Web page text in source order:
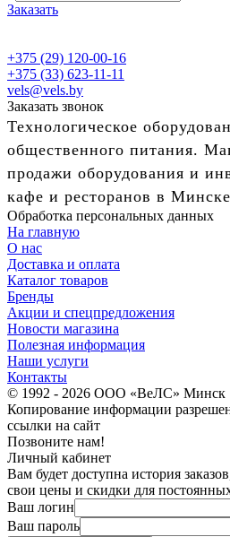
Заказать
+375 (29) 120-00-16
+375 (33) 623-11-11
vels@vels.by
Заказать звонок
Технологическое
общественного питания.
продажи оборудования и
кафе и ресторанов в Минске
Обработка персональных данных
На главную
О нас
Доставка и оплата
Каталог товаров
Бренды
Акции и спецпредложения
Новости магазина
Полезная информация
Наши услуги
Контакты
© 1992 - 2026 ООО «ВеЛС» Минск
Копирование информации
ссылки на сайт
Позвоните нам!
Личный кабинет
Вам будет доступна история
свои цены и скидки для
Ваш логин
Ваш пароль